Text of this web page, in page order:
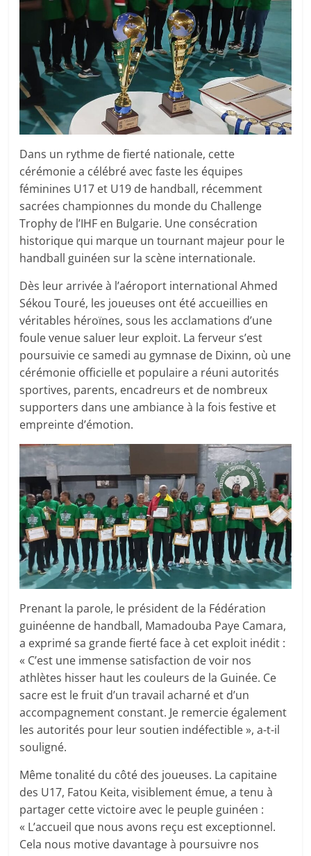
Dans un rythme de fierté nationale, cette
cérémonie a célébré avec faste les équipes
féminines U17 et U19 de handball, récemment
sacrées championnes du monde du Challenge
Trophy de l’IHF en Bulgarie. Une consécration
historique qui marque un tournant majeur pour le
handball guinéen sur la scène internationale.
Dès leur arrivée à l’aéroport international Ahmed
Sékou Touré, les joueuses ont été accueillies en
véritables héroïnes, sous les acclamations d’une
foule venue saluer leur exploit. La ferveur s’est
poursuivie ce samedi au gymnase de Dixinn, où une
cérémonie officielle et populaire a réuni autorités
sportives, parents, encadreurs et de nombreux
supporters dans une ambiance à la fois festive et
empreinte d’émotion.
Prenant la parole, le président de la Fédération
guinéenne de handball, Mamadouba Paye Camara,
a exprimé sa grande fierté face à cet exploit inédit :
« C’est une immense satisfaction de voir nos
athlètes hisser haut les couleurs de la Guinée. Ce
sacre est le fruit d’un travail acharné et d’un
accompagnement constant. Je remercie également
les autorités pour leur soutien indéfectible », a-t-il
souligné.
Même tonalité du côté des joueuses. La capitaine
des U17, Fatou Keita, visiblement émue, a tenu à
partager cette victoire avec le peuple guinéen :
« L’accueil que nous avons reçu est exceptionnel.
Cela nous motive davantage à poursuivre nos